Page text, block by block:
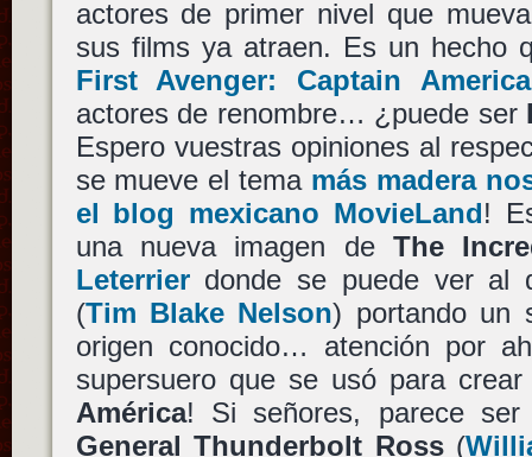
actores de primer nivel que
sus films ya atraen. Es un hecho
First Avenger: Captain America
actores de renombre… ¿puede ser
Espero vuestras opiniones al
se mueve el tema más madera
el blog mexicano MovieLand!
una nueva imagen deThe
Leterrierdonde se puede ver al
(Tim Blake Nelson) portando un
origen conocido… atención por
supersuero que se usó para
América! Si señores, parece
General Thunderbolt Ross(